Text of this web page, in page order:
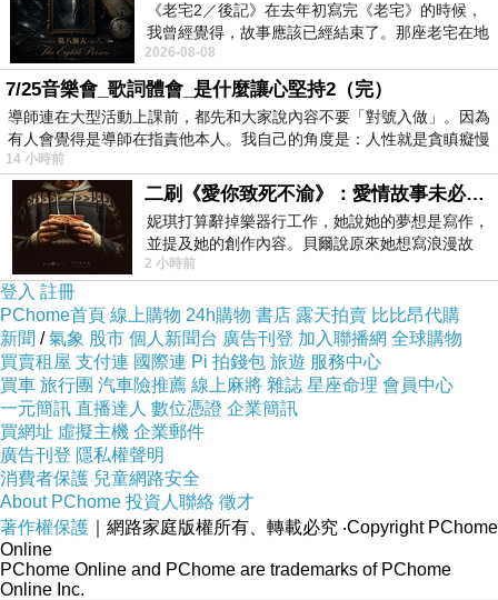
http://wonderfulapple.net/redirect.php?
k=36107295ac9cc5ee0d920167b7120a60&uid1=&uid2=&uid3
=&uid4=&uid5=
台北濱江,台北濱江年菜,台北濱江美食網,台北濱江市場,台
北濱江網路市場,台北濱江市場營業時間,台北濱江爆漿起司
饅頭,台北濱江牛肉, 台北濱江 櫻桃,台北濱江 牛排,台北濱
江年菜,台北濱江 安格斯,台北濱江 評價,台北濱江 牛肉,台
北濱江 大閘蟹,台北濱江樂天,台北濱江 烤肉,台北濱江 帝王
蟹
商品訊息簡述
鹹豬肉是著名的客家小吃，
流行於台灣各地菜市場肉舖自製豬肉副食，
《老宅2／後記》在去年初寫完《老宅》的時候，
我曾經覺得，故事應該已經結束了。那座老宅在地
震中倒塌，七個人終於離開那片黑暗，
2026-08-08
7/25音樂會_歌詞體會_是什麼讓心堅持2（完）
導師連在大型活動上課前，都先和大家說內容不要「對號入做」。因為
有人會覺得是導師在指責他本人。我自己的角度是：人性就是貪瞋癡慢
14 小時前
二刷《愛你致死不渝》：愛情故事未必是浪漫故事
妮琪打算辭掉樂器行工作，她說她的夢想是寫作，
並提及她的創作內容。貝爾說原來她想寫浪漫故
事，妮琪回應：「不是浪漫故事，是愛情
2 小時前
登入 註冊
PChome首頁 線上購物 24h購物 書店 露天拍賣 比比昂代購
新聞 /氣象 股市 個人新聞台 廣告刊登 加入聯播網 全球購物
買賣租屋 支付連 國際連 Pi 拍錢包 旅遊 服務中心
買車 旅行團 汽車險推薦 線上麻將 雜誌 星座命理 會員中心
一元簡訊 直播達人 數位憑證 企業簡訊
買網址 虛擬主機 企業郵件
廣告刊登 隱私權聲明
消費者保護 兒童網路安全
About PChome 投資人聯絡 徵才
著作權保護 ｜網路家庭版權所有、轉載必究 ‧Copyright PChome
Online
PChome Online and PChome are trademarks of PChome
Online Inc.